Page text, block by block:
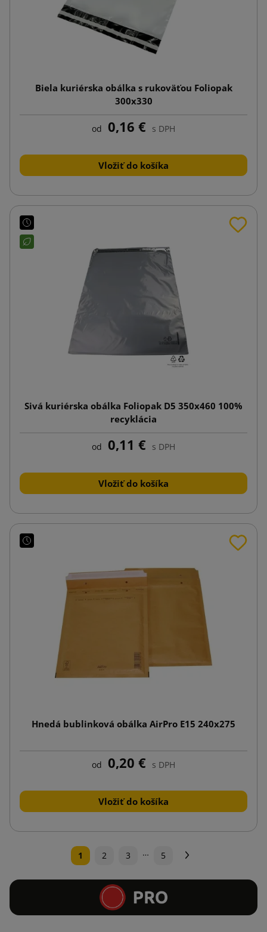
Biela kuriérska obálka s rukoväťou Foliopak
300x330
od 0,16 € s DPH
Vložiť do košíka
Sivá kuriérska obálka Foliopak D5 350x460 100%
recyklácia
od 0,11 € s DPH
Vložiť do košíka
Hnedá bublinková obálka AirPro E15 240x275
od 0,20 € s DPH
Vložiť do košíka
1 2 3 … 5